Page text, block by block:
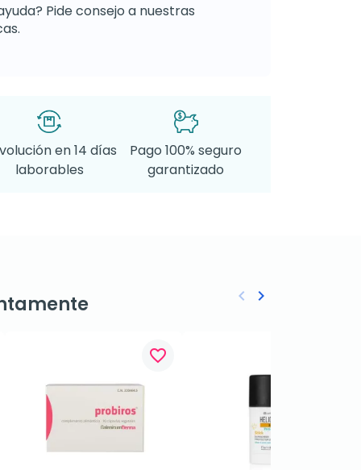
Pide consejo a nuestras
en 14 días
laborables
Pago 100% seguro
garantizado
favorite_border
Anterior
keyboard_arrow_left Siguiente
keyboard_arrow_right